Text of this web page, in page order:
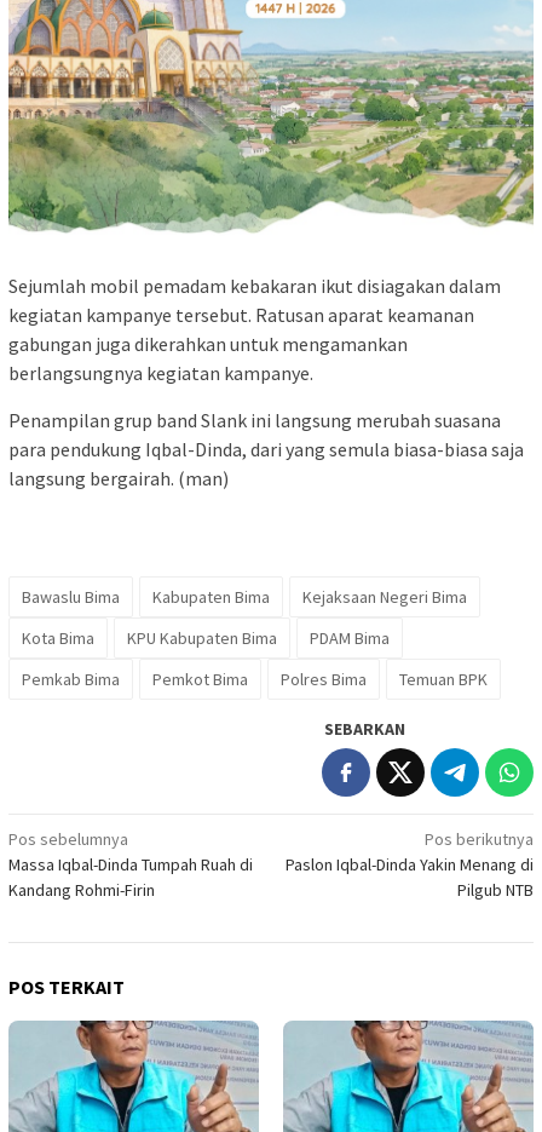
Sejumlah mobil pemadam kebakaran ikut disiagakan dalam
kegiatan kampanye tersebut. Ratusan aparat keamanan
gabungan juga dikerahkan untuk mengamankan
berlangsungnya kegiatan kampanye.
Penampilan grup band Slank ini langsung merubah suasana
para pendukung Iqbal-Dinda, dari yang semula biasa-biasa saja
langsung bergairah. (man)
Bawaslu Bima Kabupaten Bima
Kejaksaan Negeri Bima
Kota Bima
KPU Kabupaten Bima
PDAM Bima
Pemkab Bima
Pemkot Bima Polres Bima Temuan BPK
SEBARKAN
Navigasi
pos
Pos sebelumnya
Massa Iqbal-Dinda Tumpah Ruah di
Kandang Rohmi-Firin
Pos berikutnya
Paslon Iqbal-Dinda Yakin Menang di
Pilgub NTB
POS TERKAIT